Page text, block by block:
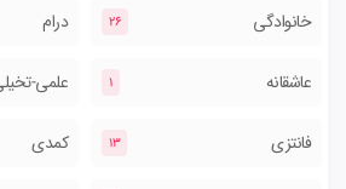
خانوادگی 26 درام
عاشقانه 1 علمی-
فانتزی 13 کمدی